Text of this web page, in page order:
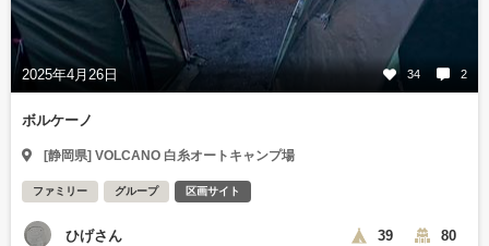
2025年4月26日 34 2
ボルケーノ
[静岡県] VOLCANO 白糸オートキャンプ場
ファミリー グループ 区画サイト
ひげさん 39 80